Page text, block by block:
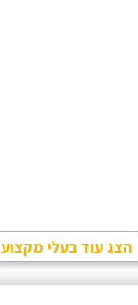
הצג עוד בעלי מקצוע